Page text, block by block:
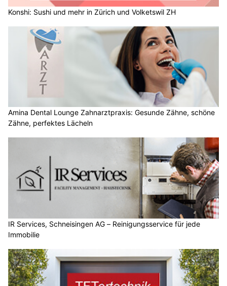
Konshi: Sushi und mehr in Zürich und Volketswil ZH
Amina Dental Lounge Zahnarztpraxis: Gesunde Zähne, schöne
Zähne, perfektes Lächeln
IR Services, Schneisingen AG – Reinigungsservice für jede
Immobilie